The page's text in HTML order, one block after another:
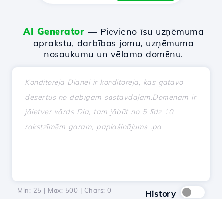
AI Generator — Pievieno īsu uzņēmuma
aprakstu, darbības jomu, uzņēmuma
nosaukumu un vēlamo domēnu.
Min: 25 | Max: 500 | Chars: 0 History